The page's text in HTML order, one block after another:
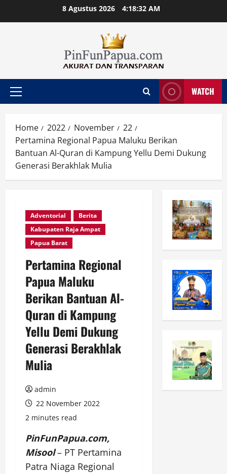
8 Agustus 2026 4:18:32 AM
Primary
WATCH
Home 2022 November
22
Pertamina Regional Papua Maluku Berikan
Bantuan Al-Quran di Kampung Yellu Demi Dukung
Generasi Berakhlak Mulia
Adventorial
Berita
Kabupaten Raja Ampat
Papua Barat
Pertamina Regional
Papua Maluku
Berikan Bantuan Al-
Quran di Kampung
Yellu Demi Dukung
Generasi Berakhlak
Mulia
admin
22 November 2022
2 minutes read
PinFunPapua.com,
Misool – PT Pertamina
Patra Niaga Regional